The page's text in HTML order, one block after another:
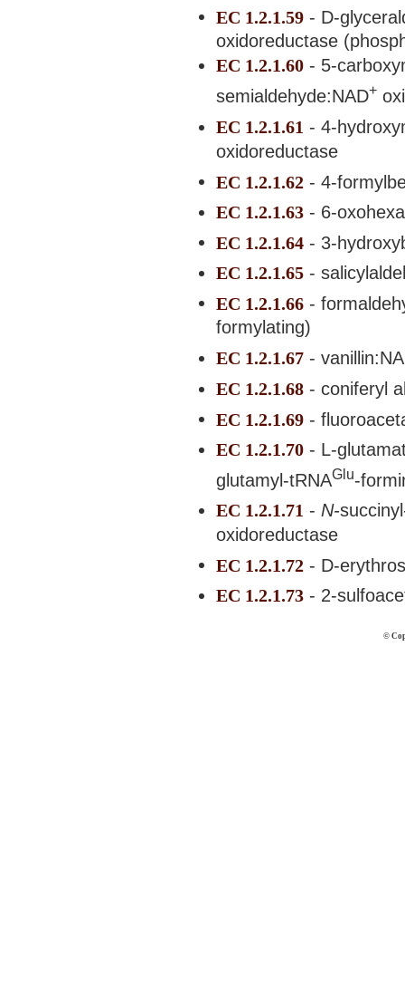
EC 1.2.1.59 - D-
oxidoreductase
EC 1.2.1.60 - 5-
semialdehyde:NAD+
EC 1.2.1.61 - 4-
oxidoreductase
EC 1.2.1.62 - 4-
EC 1.2.1.63 - 6-
EC 1.2.1.64 - 3-
EC 1.2.1.65 -
EC 1.2.1.66 -
formylating)
EC 1.2.1.67 -
EC 1.2.1.68 - coniferyl
EC 1.2.1.69 -
EC 1.2.1.70 - L-
glutamyl-tRNAGlu-
EC 1.2.1.71 - N-
oxidoreductase
EC 1.2.1.72 - D-
EC 1.2.1.73 - 2-
©